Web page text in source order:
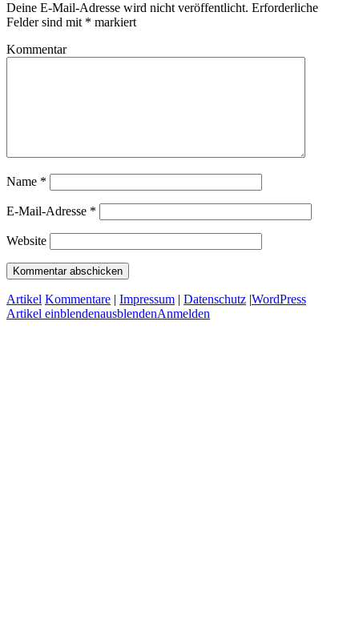
Deine E-Mail-Adresse wird nicht veröffentlicht. Erforderliche
Felder sind mit * markiert
Kommentar
Name *
E-Mail-Adresse *
Website
Artikel Kommentare | Impressum | Datenschutz |WordPress
Artikel einblendenausblendenAnmelden